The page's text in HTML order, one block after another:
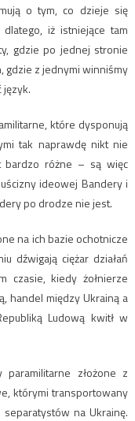
o tym, co dzieje się
iż istniejące tam
gdzie po jednej stronie
gdzie z jednymi winniśmy
które dysponują
tak naprawdę nikt nie
bardzo różne – są więc
ideowej Bandery i
po drodze nie jest.
na ich bazie ochotnicze
dźwigają ciężar działań
czasie, kiedy żołnierze
handel między Ukrainą a
Ludową kwitł w
złożone z
którymi transportowany
na Ukrainę.